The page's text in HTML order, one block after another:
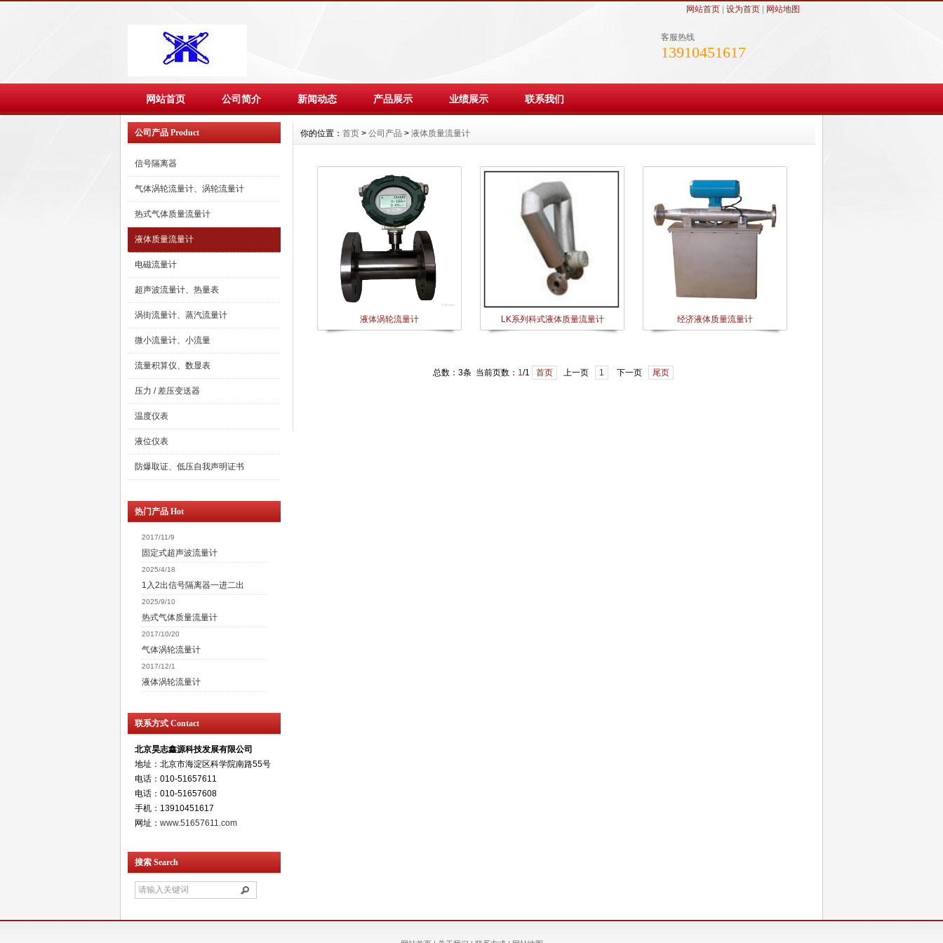
网站首页| 设为首页| 网站地图
客服热线
13910451617
网站首页 公司简介 新闻动态 产品展示 业绩展示 联系我们
公司产品 Product
信号隔离器
气体涡轮流量计、涡轮流量计
热式气体质量流量计
液体质量流量计
电磁流量计
超声波流量计、热量表
涡街流量计、蒸汽流量计
微小流量计、小流量
流量积算仪、数显表
压力 / 差压变送器
温度仪表
液位仪表
防爆取证、低压自我声明证书
热门产品 Hot
2017/11/9
固定式超声波流量计
2025/4/18
1入2出信号隔离器一进二出
2025/9/10
热式气体质量流量计
2017/10/20
气体涡轮流量计
2017/12/1
液体涡轮流量计
联系方式 Contact
北京昊志鑫源科技发展有限公司
地址：北京市海淀区科学院南路55号
电话：010-51657611
电话：010-51657608
手机：13910451617
网址： www.51657611.com
搜索 Search
你的位置： 首页 > 公司产品 > 液体质量流量计
液体涡轮流量计 LK系列科式液体质量流量计 经济液体质量流量计
总数：3条 当前页数： 1/1 首页 上一页 1 下一页 尾页